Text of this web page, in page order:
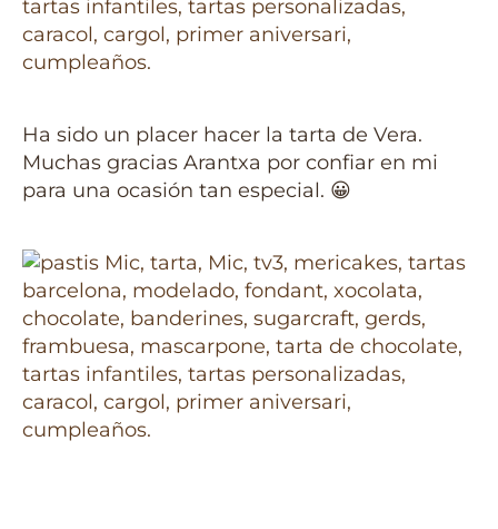
Ha sido un placer hacer la tarta de Vera.
Muchas gracias Arantxa por confiar en mi
para una ocasión tan especial. 😀